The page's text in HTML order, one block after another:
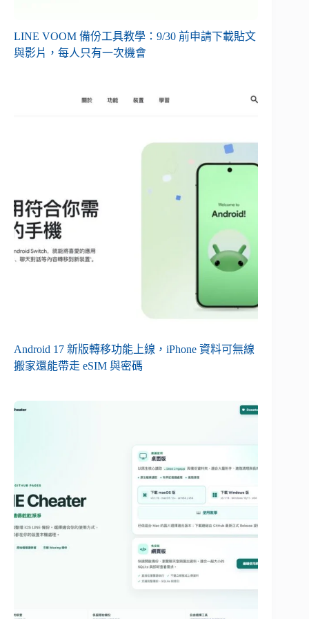
LINE VOOM 備份工具教學：9/30 前申請下載貼文
與影片，每人只有一次機會
Android 17 新版轉移功能上線，iPhone 資料可無線
搬家還能帶走 eSIM 與密碼